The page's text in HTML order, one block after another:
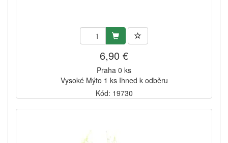
6,90 €
Praha 0 ks
Vysoké Mýto 1 ks Ihned k odběru
Kód: 19730